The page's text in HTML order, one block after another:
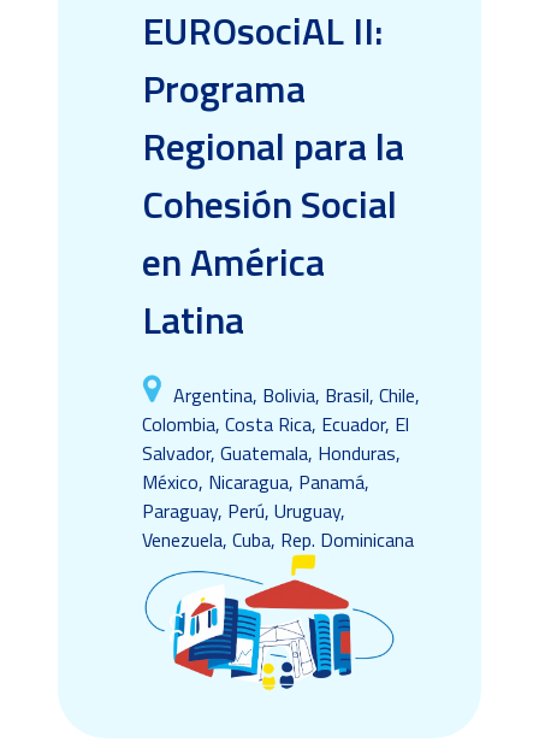
EUROsociAL II:
Programa
Regional para la
Cohesión Social
en América
Latina
Argentina, Bolivia, Brasil, Chile,
Colombia, Costa Rica, Ecuador, El
Salvador, Guatemala, Honduras,
México, Nicaragua, Panamá,
Paraguay, Perú, Uruguay,
Venezuela, Cuba, Rep. Dominicana